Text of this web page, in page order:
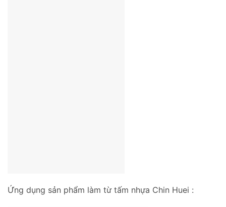
Ứng dụng sản phẩm làm từ tấm nhựa Chin Huei :